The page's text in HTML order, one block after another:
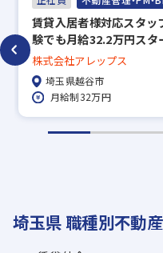
賃貸入居者様対応スタ
験でも月給32.2万円スタ
賞与年3回／管理会社なら
社宅制度、家賃50％補助
SC】
株式会社アレップス
埼玉県越谷市
月給制32万円
埼玉県 職種別不動